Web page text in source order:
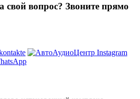
свой вопрос? Звоните прямо